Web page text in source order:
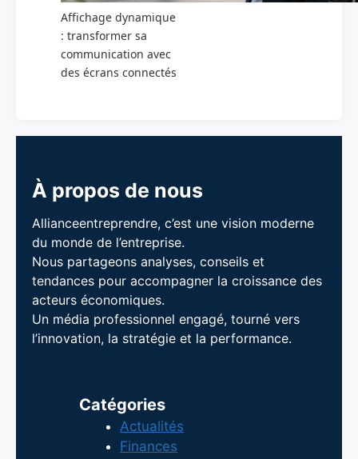
Affichage dynamique
: transformer sa
communication avec
des écrans connectés
À propos de nous
Allianceentreprendre, c’est une vision moderne
du monde de l’entreprise.
Nous partageons analyses, conseils et
tendances pour accompagner la croissance des
acteurs économiques.
Un média professionnel engagé, tourné vers
l’innovation, la stratégie et la performance.
Catégories
Actualités
Finances